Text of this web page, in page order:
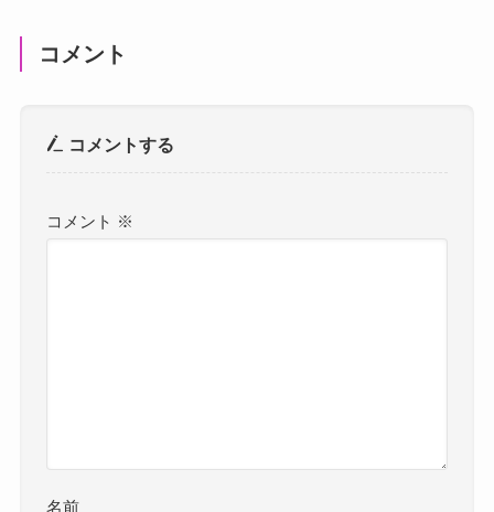
コメント
コメントする
コメント ※
名前